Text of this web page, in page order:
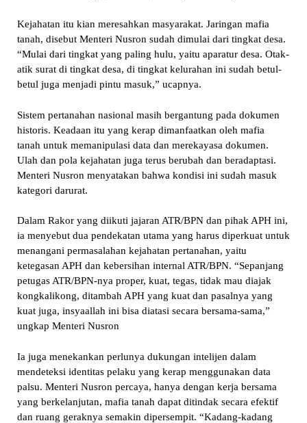
Kejahatan itu kian meresahkan masyarakat. Jaringan mafia
tanah, disebut Menteri Nusron sudah dimulai dari tingkat desa.
“Mulai dari tingkat yang paling hulu, yaitu aparatur desa. Otak-
atik surat di tingkat desa, di tingkat kelurahan ini sudah betul-
betul juga menjadi pintu masuk,” ucapnya.
Sistem pertanahan nasional masih bergantung pada dokumen
historis. Keadaan itu yang kerap dimanfaatkan oleh mafia
tanah untuk memanipulasi data dan merekayasa dokumen.
Ulah dan pola kejahatan juga terus berubah dan beradaptasi.
Menteri Nusron menyatakan bahwa kondisi ini sudah masuk
kategori darurat.
Dalam Rakor yang diikuti jajaran ATR/BPN dan pihak APH ini,
ia menyebut dua pendekatan utama yang harus diperkuat untuk
menangani permasalahan kejahatan pertanahan, yaitu
ketegasan APH dan kebersihan internal ATR/BPN. “Sepanjang
petugas ATR/BPN-nya proper, kuat, tegas, tidak mau diajak
kongkalikong, ditambah APH yang kuat dan pasalnya yang
kuat juga, insyaallah ini bisa diatasi secara bersama-sama,”
ungkap Menteri Nusron
Ia juga menekankan perlunya dukungan intelijen dalam
mendeteksi identitas pelaku yang kerap menggunakan data
palsu. Menteri Nusron percaya, hanya dengan kerja bersama
yang berkelanjutan, mafia tanah dapat ditindak secara efektif
dan ruang geraknya semakin dipersempit. “Kadang-kadang